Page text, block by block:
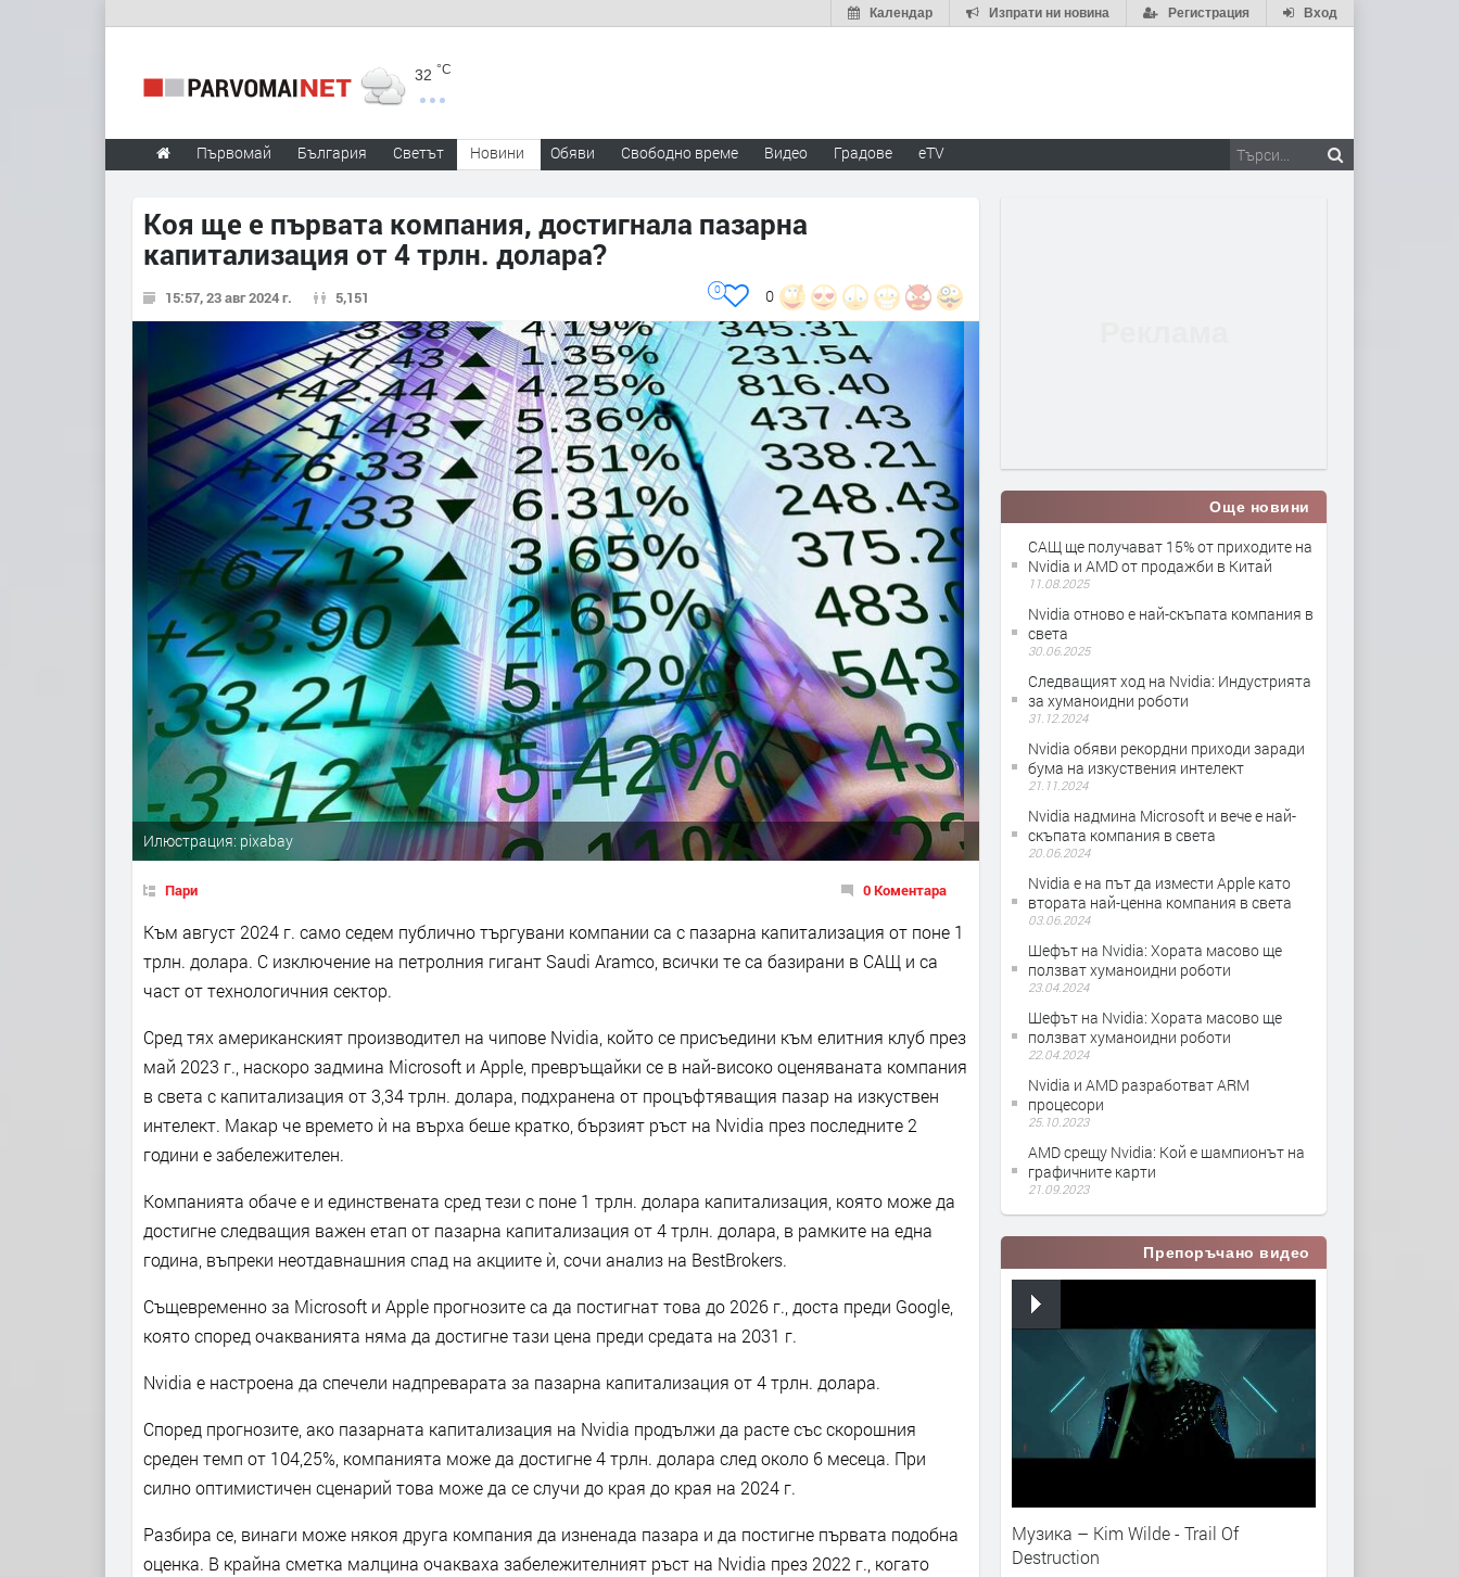
Вход
Регистрация
Изпрати ни новина
Календар
32 °C
Първомай България Светът Новини Обяви Свободно време Видео Градове eTV
Коя ще е първата компания, достигнала пазарна
капитализация от 4 трлн. долара?
15:57, 23 авг 2024 г. 5,151 0
0
Илюстрация: pixabay
Пари 0 Коментара
Към август 2024 г. само седем публично търгувани компании са с пазарна капитализация от поне 1
трлн. долара. С изключение на петролния гигант Saudi Aramco, всички те са базирани в САЩ и са
част от технологичния сектор.
Сред тях американският производител на чипове Nvidia, който се присъедини към елитния клуб през
май 2023 г., наскоро задмина Microsoft и Apple, превръщайки се в най-високо оценяваната компания
в света с капитализация от 3,34 трлн. долара, подхранена от процъфтяващия пазар на изкуствен
интелект. Макар че времето ѝ на върха беше кратко, бързият ръст на Nvidia през последните 2
години е забележителен.
Компанията обаче е и единствената сред тези с поне 1 трлн. долара капитализация, която може да
достигне следващия важен етап от пазарна капитализация от 4 трлн. долара, в рамките на една
година, въпреки неотдавнашния спад на акциите ѝ, сочи анализ на BestBrokers.
Същевременно за Microsoft и Apple прогнозите са да постигнат това до 2026 г., доста преди Google,
която според очакванията няма да достигне тази цена преди средата на 2031 г.
Nvidia е настроена да спечели надпреварата за пазарна капитализация от 4 трлн. долара.
Според прогнозите, ако пазарната капитализация на Nvidia продължи да расте със скорошния
среден темп от 104,25%, компанията може да достигне 4 трлн. долара след около 6 месеца. При
силно оптимистичен сценарий това може да се случи до края до края на 2024 г.
Разбира се, винаги може някоя друга компания да изненада пазара и да постигне първата подобна
оценка. В крайна сметка малцина очакваха забележителният ръст на Nvidia през 2022 г., когато
Още новини
САЩ ще получават 15% от приходите на
Nvidia и AMD от продажби в Китай
11.08.2025
Nvidia отново е най-скъпата компания в
света
30.06.2025
Следващият ход на Nvidia: Индустрията
за хуманоидни роботи
31.12.2024
Nvidia обяви рекордни приходи заради
бума на изкуствения интелект
21.11.2024
Nvidia надмина Microsoft и вече е най-
скъпата компания в света
20.06.2024
Nvidia е на път да измести Apple като
втората най-ценна компания в света
03.06.2024
Шефът на Nvidia: Хората масово ще
ползват хуманоидни роботи
23.04.2024
Шефът на Nvidia: Хората масово ще
ползват хуманоидни роботи
22.04.2024
Nvidia и AMD разработват ARM
процесори
25.10.2023
AMD срещу Nvidia: Кой е шампионът на
графичните карти
21.09.2023
Препоръчано видео
Музика – Kim Wilde - Trail Of
Destruction